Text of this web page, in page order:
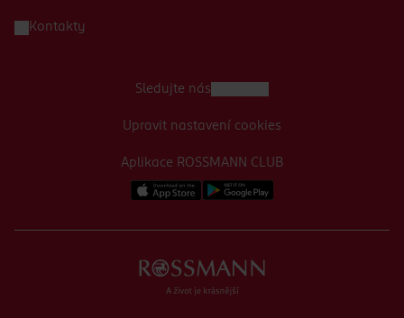
Kontakty
Aplikace ROSSMANN CLUB
Sledujte nás
Upravit nastavení cookies